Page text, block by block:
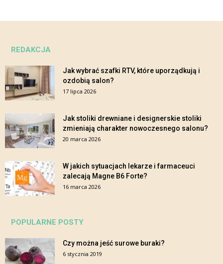
REDAKCJA
Jak wybrać szafki RTV, które uporządkują i
ozdobią salon?
17 lipca 2026
Jak stoliki drewniane i designerskie stoliki
zmieniają charakter nowoczesnego salonu?
20 marca 2026
W jakich sytuacjach lekarze i farmaceuci
zalecają Magne B6 Forte?
16 marca 2026
POPULARNE POSTY
Czy można jeść surowe buraki?
6 stycznia 2019